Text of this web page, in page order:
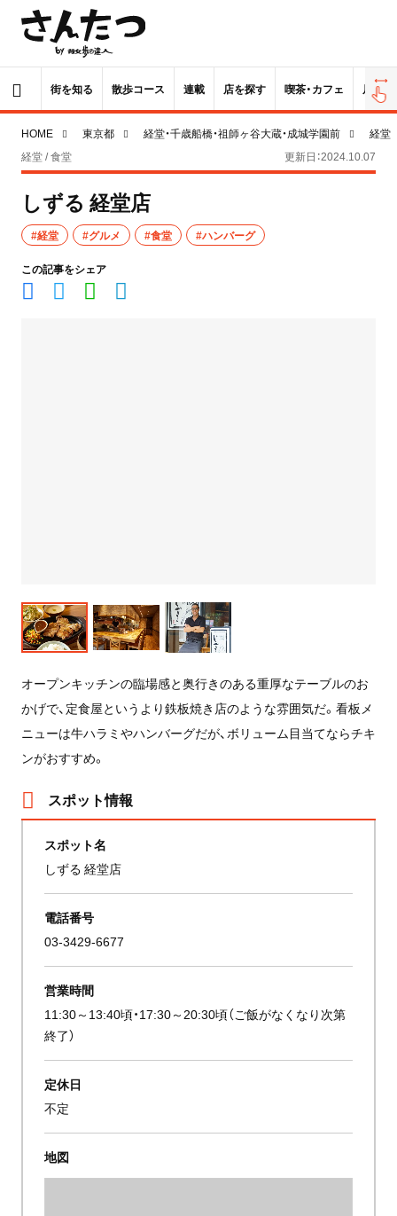
街を知る 散歩コース 連載 店を探す 喫茶・カフェ 居酒屋
HOME 東京都 経堂・千歳船橋・祖師ヶ谷大蔵・成城学園前
経堂
経堂 / 食堂
更新日：2024.10.07
しずる 経堂店
#経堂 #グルメ #食堂 #ハンバーグ
この記事をシェア
オープンキッチンの臨場感と奥行きのある重厚なテーブルのお
かげで、定食屋というより鉄板焼き店のような雰囲気だ。看板メ
ニューは牛ハラミやハンバーグだが、ボリューム目当てならチキ
ンがおすすめ。
スポット情報
スポット名
しずる 経堂店
電話番号
03-3429-6677
営業時間
11:30～13:40頃・17:30～20:30頃（ご飯がなくなり次第
終了）
定休日
不定
地図